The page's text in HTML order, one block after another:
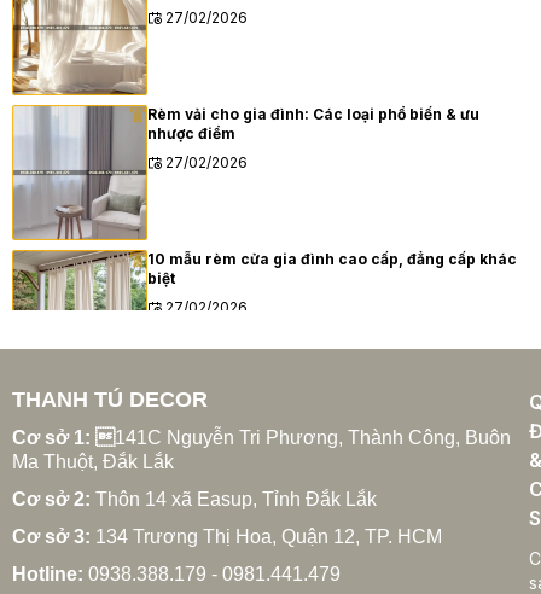
27/02/2026
Rèm vải cho gia đình: Các loại phổ biến & ưu
nhược điểm
27/02/2026
10 mẫu rèm cửa gia đình cao cấp, đẳng cấp khác
biệt
27/02/2026
Xu hướng rèm cửa gia đình hiện đại năm 2025
27/02/2026
Cách chọn rèm cửa gia đình hợp phong thủy
27/02/2026
THANH TÚ DECOR
Cơ sở 1: 141C Nguyễn Tri Phương, Thành Công, Buôn
Ma Thuột, Đắk Lắk
Cơ sở 2: Thôn 14 xã Easup, Tỉnh Đắk Lắk
Cơ sở 3: 134 Trương Thị Hoa, Quận 12, TP. HCM
Hotline: 0938.388.179 - 0981.441.479
&